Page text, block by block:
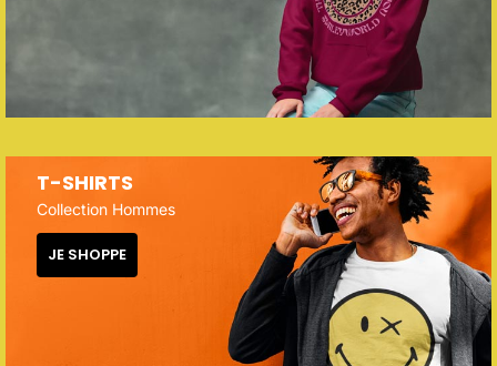
T-SHIRTS
Collection Hommes
JE SHOPPE